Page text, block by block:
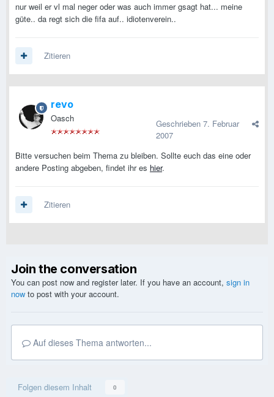
nur weil er vl mal neger oder was auch immer gsagt hat... meine
güte.. da regt sich die fifa auf.. idiotenverein..
Zitieren
revo
Oasch Geschrieben 7. Februar
2007
Bitte versuchen beim Thema zu bleiben. Sollte euch das eine oder
andere Posting abgeben, findet ihr es hier.
Zitieren
Join the conversation
You can post now and register later. If you have an account, sign in
now to post with your account.
Auf dieses Thema antworten...
Folgen diesem Inhalt 0